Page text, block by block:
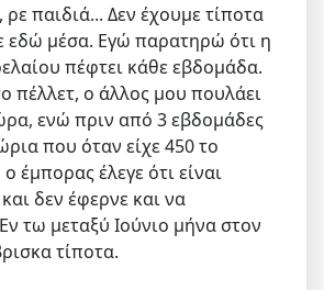
παιδιά... Δεν έχουμε τίποτα
εδώ μέσα. Εγώ παρατηρώ ότι η
πέφτει κάθε εβδομάδα.
πέλλετ, ο άλλος μου πουλάει
ενώ πριν από 3 εβδομάδες
που όταν είχε 450 το
έμπορας έλεγε ότι είναι
δεν έφερνε και να
τω μεταξύ Ιούνιο μήνα στον
τίποτα.